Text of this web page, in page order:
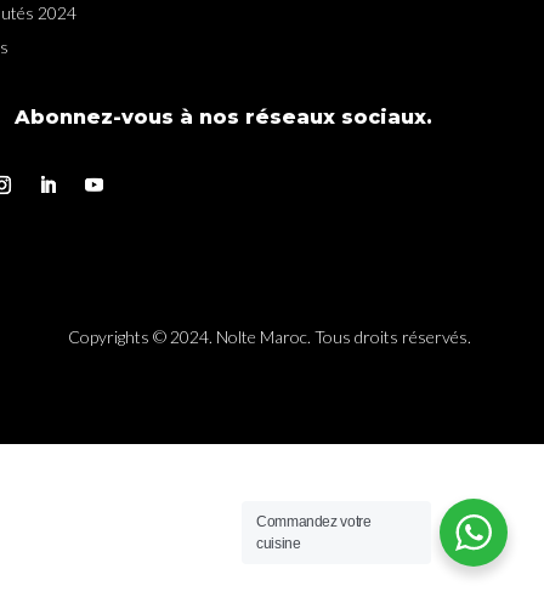
2024
Abonnez-vous à nos réseaux sociaux.
Copyrights © 2024. Nolte Maroc. Tous droits réservés.
Commandez votre
cuisine